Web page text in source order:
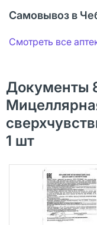
Самовывоз в
Смотреть все
Документы
1 шт